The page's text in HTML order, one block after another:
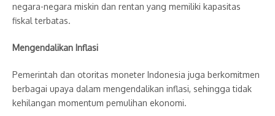
negara-negara miskin dan rentan yang memiliki kapasitas
fiskal terbatas.
Mengendalikan Inflasi
Pemerintah dan otoritas moneter Indonesia juga berkomitmen
berbagai upaya dalam mengendalikan inflasi, sehingga tidak
kehilangan momentum pemulihan ekonomi.